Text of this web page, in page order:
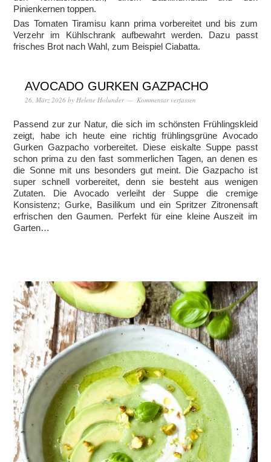
Pinienkernen toppen.
Das Tomaten Tiramisu kann prima vorbereitet und bis zum
Verzehr im Kühlschrank aufbewahrt werden. Dazu passt
frisches Brot nach Wahl, zum Beispiel Ciabatta.
AVOCADO GURKEN GAZPACHO
26. März 2026 by Helene Holunder Kommentar verfassen
Passend zur zur Natur, die sich im schönsten Frühlingskleid
zeigt, habe ich heute eine richtig frühlingsgrüne Avocado
Gurken Gazpacho vorbereitet. Diese eiskalte Suppe passt
schon prima zu den fast sommerlichen Tagen, an denen es
die Sonne mit uns besonders gut meint. Die Gazpacho ist
super schnell vorbereitet, denn sie besteht aus wenigen
Zutaten. Die Avocado verleiht der Suppe die cremige
Konsistenz; Gurke, Basilikum und ein Spritzer Zitronensaft
erfrischen den Gaumen. Perfekt für eine kleine Auszeit im
Garten…